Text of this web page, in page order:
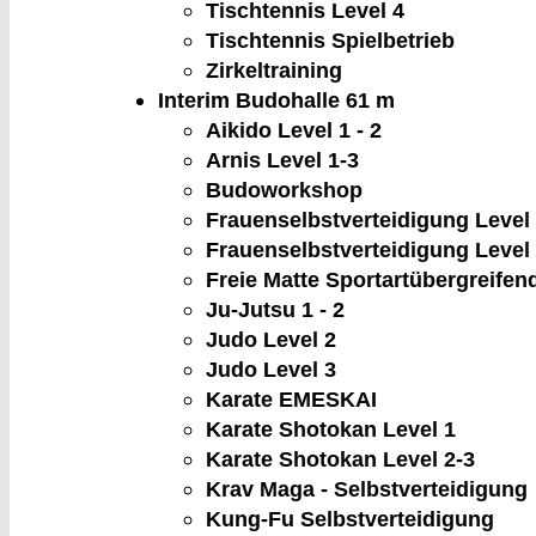
Tischtennis Level 4
Tischtennis Spielbetrieb
Zirkeltraining
Interim Budohalle 61 m
Aikido Level 1 - 2
Arnis Level 1-3
Budoworkshop
Frauenselbstverteidigung Level
Frauenselbstverteidigung Level
Freie Matte
Ju-Jutsu 1 - 2
Judo Level 2
Judo Level 3
Karate EMESKAI
Karate Shotokan Level 1
Karate Shotokan Level 2-3
Krav Maga - Selbstverteidigung
Kung-Fu Selbstverteidigung